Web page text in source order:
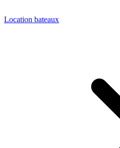
Location bateaux